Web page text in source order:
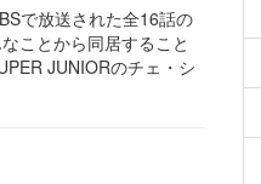
で放送された全16話の
ことから同居すること
JUNIORのチェ・シ